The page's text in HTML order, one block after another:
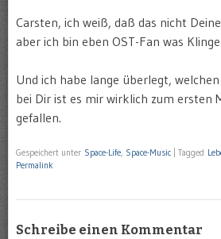
Carsten, ich weiß, daß das nicht
aber ich bin eben OST-Fan was
Und ich habe lange überlegt,
bei Dir ist es mir wirklich zum ersten
gefallen.
Gespeichert unter Space-Life, Space-Music Tagged
Permalink
Schreibe einen Kommentar